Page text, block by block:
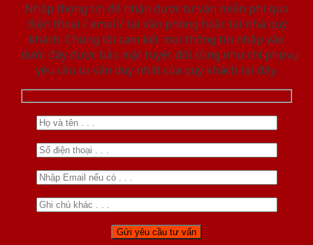
Nhập thông tin để nhận được tư vấn miễn phí qua
điện thoại / email/ tại văn phòng hoặc tại nhà quý
khách. Chúng tôi cam kết mọi thông tin nhập vào
dưới đây được bảo mật tuyệt đối cũng như chỉ phục vụ
yêu cầu tư vấn duy nhất của quý khách tại đây.